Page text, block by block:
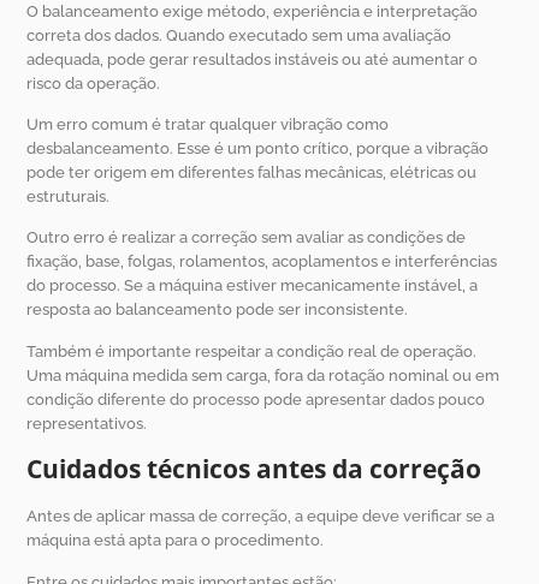
O balanceamento exige método, experiência e interpretação
correta dos dados. Quando executado sem uma avaliação
adequada, pode gerar resultados instáveis ou até aumentar o
risco da operação.
Um erro comum é tratar qualquer vibração como
desbalanceamento. Esse é um ponto crítico, porque a vibração
pode ter origem em diferentes falhas mecânicas, elétricas ou
estruturais.
Outro erro é realizar a correção sem avaliar as condições de
fixação, base, folgas, rolamentos, acoplamentos e interferências
do processo. Se a máquina estiver mecanicamente instável, a
resposta ao balanceamento pode ser inconsistente.
Também é importante respeitar a condição real de operação.
Uma máquina medida sem carga, fora da rotação nominal ou em
condição diferente do processo pode apresentar dados pouco
representativos.
Cuidados técnicos antes da correção
Antes de aplicar massa de correção, a equipe deve verificar se a
máquina está apta para o procedimento.